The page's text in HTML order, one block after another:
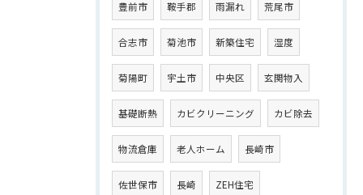
豊前市 鞍手郡 雨漏れ 荒尾市
合志市 菊池市 新築住宅 湿度
菊陽町 宇土市 中央区 玄関物入
基礎断熱 カビクリーニング カビ除去
物流倉庫 老人ホーム 長崎市
佐世保市 長崎 ZEH住宅